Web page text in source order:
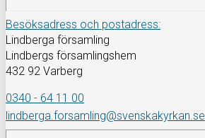
Besöksadress och postadress:
Lindberga församling
Lindbergs församlingshem
432 92 Varberg
0340 - 64 11 00
lindberga.forsamling@svenskakyrkan.se